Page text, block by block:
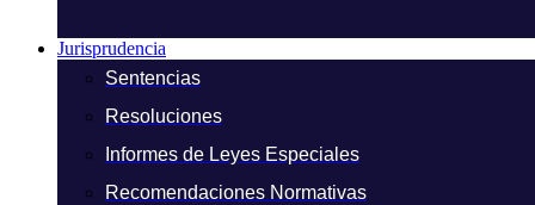
Jurisprudencia
Sentencias
Resoluciones
Informes de Leyes Especiales
Recomendaciones Normativas